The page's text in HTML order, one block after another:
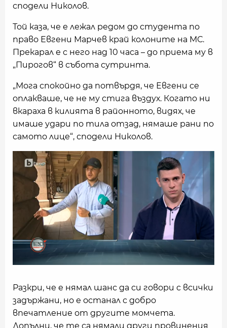
сподели Николов.
Той каза, че е лежал редом до студента по
право Евгени Марчев край колоните на МС.
Прекарал е с него над 10 часа – до приема му в
„Пирогов“ в събота сутринта.
„Мога спокойно да потвърдя, че Евгени се
оплакваше, че не му стига въздух. Когато ни
вкараха в килията в районното, видях, че
имаше удари по тила отзад, нямаше рани по
самото лице“, сподели Николов.
Разкри, че е нямал шанс да си говори с всички
задържани, но е останал с добро
впечатление от другите момчета.
Допълни, че те са нямали други провинения